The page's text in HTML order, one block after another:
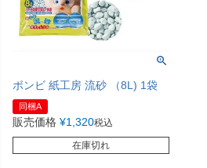
ボンビ 紙工房 流砂 （8L) 1袋
同梱A
販売価格 ¥1,320税込
在庫切れ